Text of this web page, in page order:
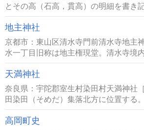
とその高（石高，貫高）の明細を書き
地主神社
京都市：東山区清水寺門前清水寺地主
水一丁目旧称は地主権現堂。清水寺境
天満神社
奈良県：宇陀郡室生村染田村天満神社
田染田（そめだ）集落北方に位置する
高岡町史